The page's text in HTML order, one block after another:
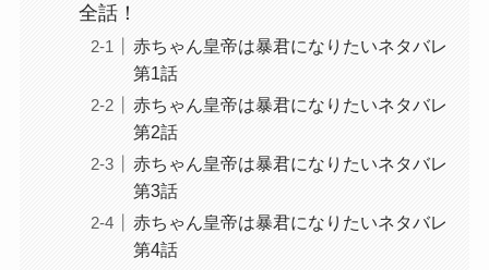
全話！
赤ちゃん皇帝は暴君になりたいネタバレ
第1話
赤ちゃん皇帝は暴君になりたいネタバレ
第2話
赤ちゃん皇帝は暴君になりたいネタバレ
第3話
赤ちゃん皇帝は暴君になりたいネタバレ
第4話